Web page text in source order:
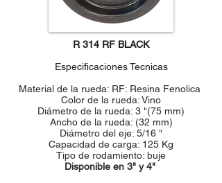
R 314 RF BLACK
Especificaciones Tecnicas
Material de la rueda: RF: Resina Fenolica
Color de la rueda: Vino
Diámetro de la rueda: 3 "(75 mm)
Ancho de la rueda: (32 mm)
Diámetro del eje: 5/16 "
Capacidad de carga: 125 Kg
Tipo de rodamiento: buje
Disponible en 3" y 4"